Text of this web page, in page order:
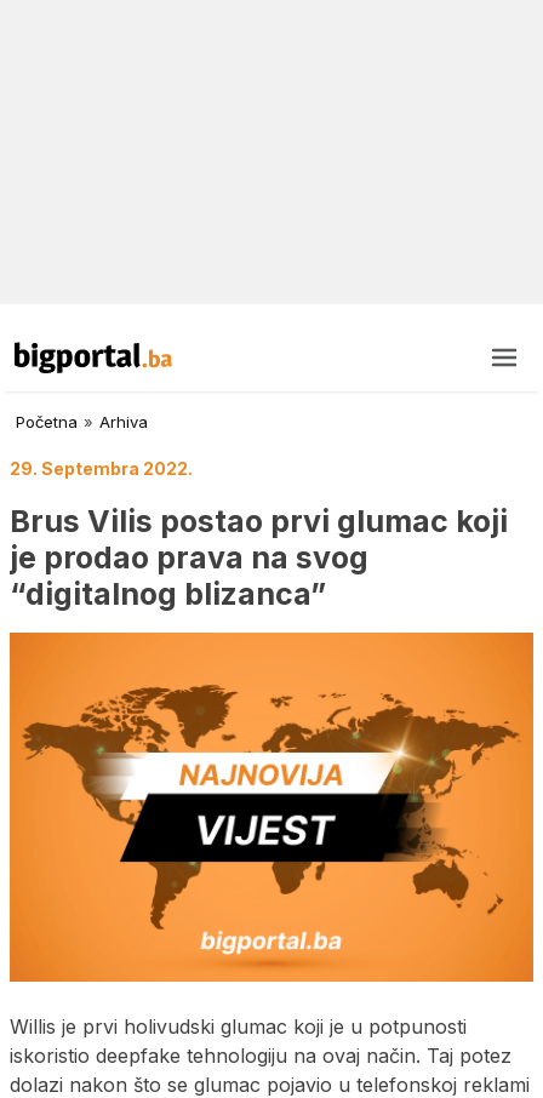
Početna » Arhiva
29. Septembra 2022.
Brus Vilis postao prvi glumac koji
je prodao prava na svog
“digitalnog blizanca”
Willis je prvi holivudski glumac koji je u potpunosti
iskoristio deepfake tehnologiju na ovaj način. Taj potez
dolazi nakon što se glumac pojavio u telefonskoj reklami